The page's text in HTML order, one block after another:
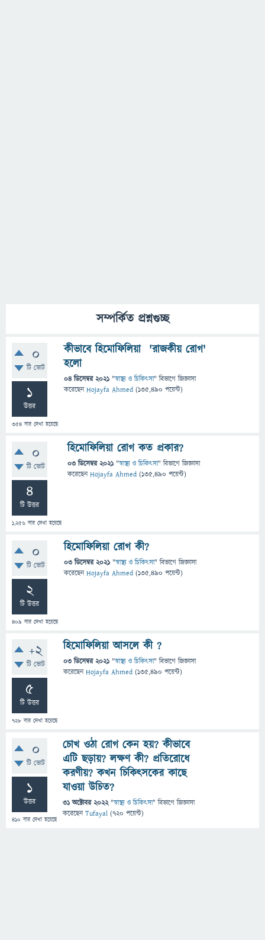
সম্পর্কিত প্রশ্নগুচ্ছ
0
টি ভোট
1
উত্তর
354 বার দেখা হয়েছে
কীভাবে হিমোফিলিয়া 'রাজকীয় রোগ'
হলো
04 ডিসেম্বর 2021 "স্বাস্থ্য ও চিকিৎসা" বিভাগে জিজ্ঞাসা
করেছেনHojayfa Ahmed (135,490 পয়েন্ট)
0
টি ভোট
4
টি উত্তর
1,256 বার দেখা হয়েছে
হিমোফিলিয়া রোগ কত প্রকার?
03 ডিসেম্বর 2021 "স্বাস্থ্য ও চিকিৎসা" বিভাগে জিজ্ঞাসা
করেছেনHojayfa Ahmed (135,490 পয়েন্ট)
0
টি ভোট
2
টি উত্তর
409 বার দেখা হয়েছে
হিমোফিলিয়া রোগ কী?
03 ডিসেম্বর 2021 "স্বাস্থ্য ও চিকিৎসা" বিভাগে জিজ্ঞাসা
করেছেনHojayfa Ahmed (135,490 পয়েন্ট)
+2
টি ভোট
5
টি উত্তর
728 বার দেখা হয়েছে
হিমোফিলিয়া আসলে কী ?
03 ডিসেম্বর 2021 "স্বাস্থ্য ও চিকিৎসা" বিভাগে জিজ্ঞাসা
করেছেনHojayfa Ahmed (135,490 পয়েন্ট)
0
টি ভোট
1
উত্তর
410 বার দেখা হয়েছে
চোখ ওঠা রোগ কেন হয়? কীভাবে
এটি ছড়ায়? লক্ষণ কী? প্রতিরোধে
করণীয়? কখন চিকিৎসকের কাছে
যাওয়া উচিত?
31 অক্টোবর 2022 "স্বাস্থ্য ও চিকিৎসা" বিভাগে জিজ্ঞাসা
করেছেনTufayal (720 পয়েন্ট)